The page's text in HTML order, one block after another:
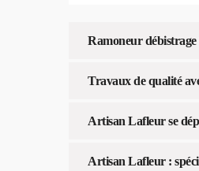
Ramoneur débistrage
Travaux de qualité
Artisan Lafleur se
Artisan Lafleur :